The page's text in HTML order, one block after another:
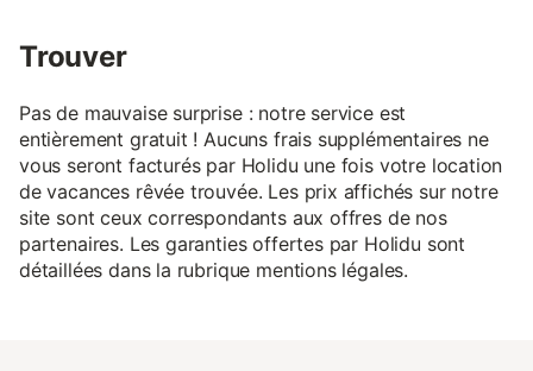
Trouver
Pas de mauvaise surprise : notre service est
entièrement gratuit ! Aucuns frais supplémentaires ne
vous seront facturés par Holidu une fois votre location
de vacances rêvée trouvée. Les prix affichés sur notre
site sont ceux correspondants aux offres de nos
partenaires. Les garanties offertes par Holidu sont
détaillées dans la rubrique mentions légales.